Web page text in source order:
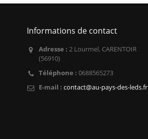
Informations de contact
Adresse : 2 Lourmel, CARENTOIR
(56910)
Téléphone : 0688565273
E-mail : contact@au-pays-des-leds.fr